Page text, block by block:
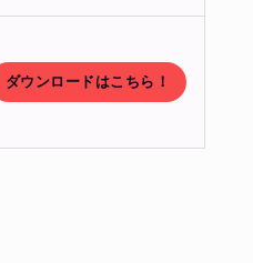
ダウンロードはこちら！